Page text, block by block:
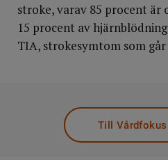
stroke, varav 85 procent är
15 procent av
TIA, strokesymtom som
Till